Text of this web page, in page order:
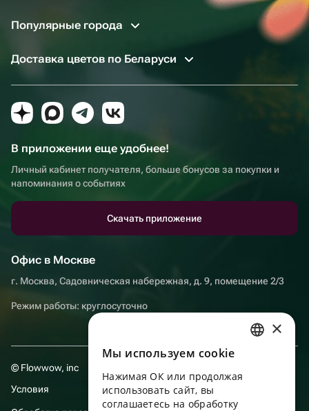
Популярные города
Доставка цветов по Беларуси
В приложении еще удобнее!
Личный кабинет получателя, больше бонусов за покупки и
напоминания о событиях
Скачать приложение
Офис в Москве
г. Москва, Садовническая набережная, д. 9, помещение 2/3
Режим работы: круглосуточно
© Flowwow, inc
Условия
ENGLISH
UKRAINIAN
×
Мы используем сookie
Нажимая ОК или продолжая
использовать сайт, вы
соглашаетесь на обработку